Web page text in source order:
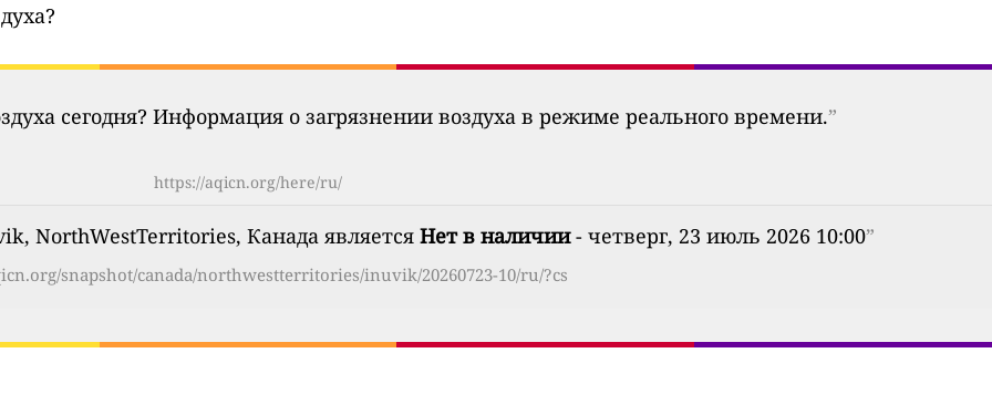
сегодня? Информация о загрязнении воздуха в режиме реального времени.”
https://aqicn.org/here/ru/
NorthWestTerritories, Канада является Нет в наличии- четверг, 23 июль 2026 10:00”
snapshot/canada/northwestterritories/inuvik/20260723-10/ru/?cs